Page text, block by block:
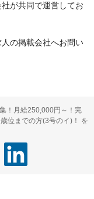
が共同で運営してお
の掲載会社へお問い
！月給250,000円～！完
位までの方(3号のイ)！ を